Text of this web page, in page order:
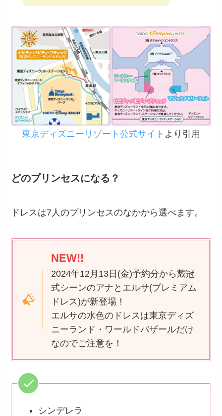
東京ディズニーリゾート公式サイト より引用
どのプリンセスになる？
ドレスは7人のプリンセスのなかから選べます。
NEW!!
2024年12月13日(金)予約分から戴冠
式シーンのアナとエルサ(プレミアム
ドレス)が新登場！
エルサの水色のドレスは東京ディズ
ニーランド・ワールドバザールだけ
なのでご注意を！
シンデレラ